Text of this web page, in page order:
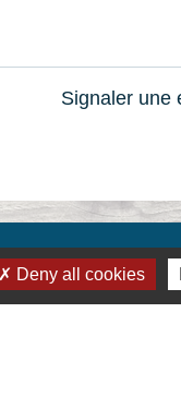
Signaler une
Liens
Deny all cookies